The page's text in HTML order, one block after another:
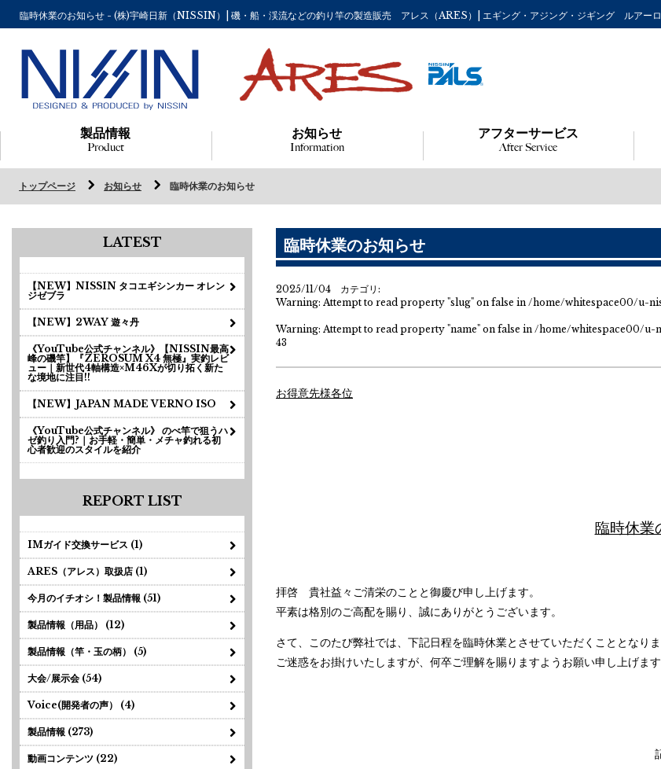
臨時休業のお知らせ - (株)宇崎日新（NISSIN）| 磯・船・渓流などの釣り竿の製造販売 アレス（ARES）| エギング・アジング・ジギング ルアー
製品情報
Product
お知らせ
Information
アフターサービス
After Service
トップページ お知らせ 臨時休業のお知らせ
LATEST
【NEW】NISSIN タコエギシンカー オレン
ジゼブラ
【NEW】2WAY 遊々丹
《YouTube公式チャンネル》【NISSIN最高
峰の磯竿】『ZEROSUM X4 無極』実釣レビ
ュー｜新世代4軸構造×M46Xが切り拓く新た
な境地に注目!!
【NEW】JAPAN MADE VERNO ISO
《YouTube公式チャンネル》 のべ竿で狙うハ
ゼ釣り入門?｜お手軽・簡単・メチャ釣れる初
心者歓迎のスタイルを紹介
REPORT LIST
IMガイド交換サービス (1)
ARES（アレス）取扱店 (1)
今月のイチオシ！製品情報 (51)
製品情報（用品） (12)
製品情報（竿・玉の柄） (5)
大会/展示会 (54)
Voice(開発者の声） (4)
製品情報 (273)
動画コンテンツ (22)
臨時休業のお知らせ
2025/11/04 カテゴリ:
Warning: Attempt to read property "slug" on false in /home/whitespace00/u-
Warning: Attempt to read property "name" on false in /home/whitespace00/u-
43
お得意先様各位
臨時休業
拝啓 貴社益々ご清栄のことと御慶び申し上げます。
平素は格別のご高配を賜り、誠にありがとうございます。
さて、このたび弊社では、下記日程を臨時休業とさせていただくこととなり
ご迷惑をお掛けいたしますが、何卒ご理解を賜りますようお願い申し上げます